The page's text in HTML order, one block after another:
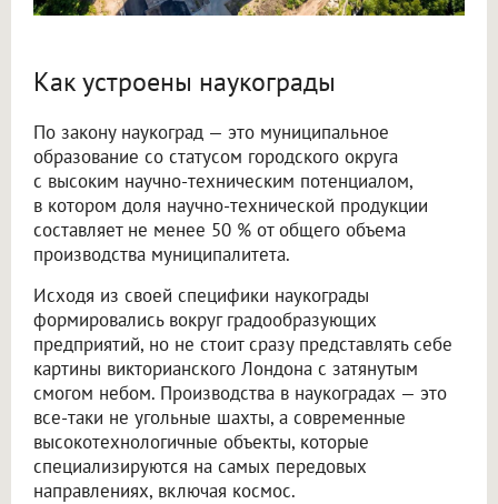
Как устроены наукограды
По закону наукоград — это муниципальное
образование со статусом городского округа
с высоким научно-техническим потенциалом,
в котором доля научно-технической продукции
составляет не менее 50 % от общего объема
производства муниципалитета.
Исходя из своей специфики наукограды
формировались вокруг градообразующих
предприятий, но не стоит сразу представлять себе
картины викторианского Лондона с затянутым
смогом небом. Производства в наукоградах — это
все-таки не угольные шахты, а современные
высокотехнологичные объекты, которые
специализируются на самых передовых
направлениях, включая космос.